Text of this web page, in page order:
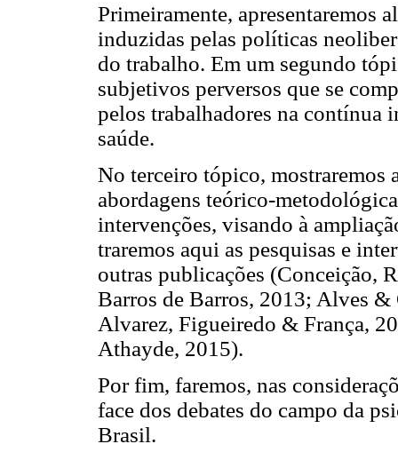
Primeiramente, apresentaremos
induzidas pelas políticas
do trabalho. Em um segundo
subjetivos perversos que se
pelos trabalhadores na contínua
saúde.
No terceiro tópico, mostraremos
abordagens teórico-
intervenções, visando à
traremos aqui as pesquisas e
outras publicações (Conceição,
Barros de Barros, 2013; Alves
Alvarez, Figueiredo & França,
Athayde, 2015).
Por fim, faremos, nas
face dos debates do campo da
Brasil.